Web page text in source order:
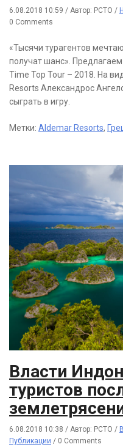
6.08.2018 10:59 / Автор: РСТО /
0 Comments
«Тысячи турагентов
получат шанс».
Time Top Tour – 2018. На
Resorts Александрос
сыграть в игру.
Метки: Aldemar Resorts,
Власти
туристов
6.08.2018 10:38 / Автор: РСТО /
Публикации / 0 Comments